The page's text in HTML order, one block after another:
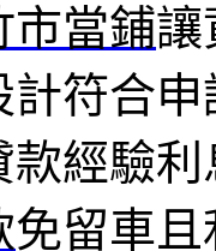
市當鋪讓
符合
經驗
免留車